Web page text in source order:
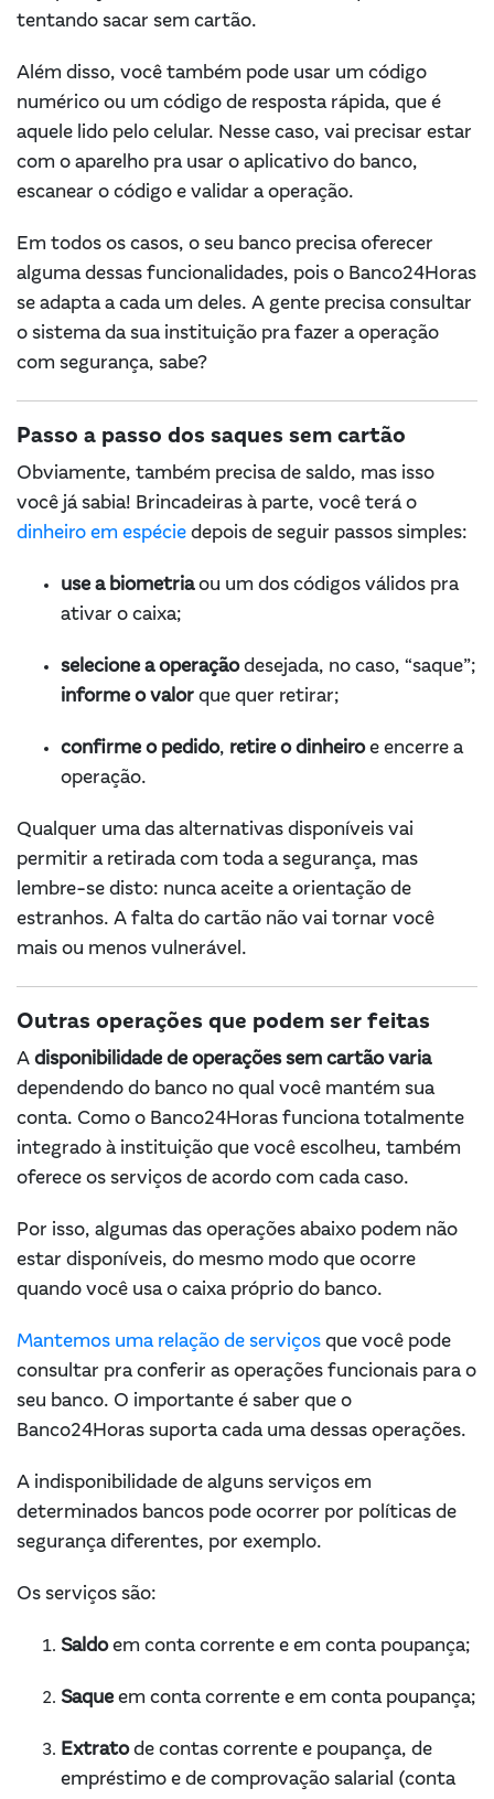
tentando sacar sem cartão.
Além disso, você também pode usar um código
numérico ou um código de resposta rápida, que é
aquele lido pelo celular. Nesse caso, vai precisar estar
com o aparelho pra usar o aplicativo do banco,
escanear o código e validar a operação.
Em todos os casos, o seu banco precisa oferecer
alguma dessas funcionalidades, pois o Banco24Horas
se adapta a cada um deles. A gente precisa consultar
o sistema da sua instituição pra fazer a operação
com segurança, sabe?
Passo a passo dos saques sem cartão
Obviamente, também precisa de saldo, mas isso
você já sabia! Brincadeiras à parte, você terá o
dinheiro em espécie depois de seguir passos simples:
use a biometriaou um dos códigos válidos pra
ativar o caixa;
selecione a operaçãodesejada, no caso, “saque”;
informe o valor que quer retirar;
confirme o pedido, retire o dinheiroe encerre a
operação.
Qualquer uma das alternativas disponíveis vai
permitir a retirada com toda a segurança, mas
lembre-se disto: nunca aceite a orientação de
estranhos. A falta do cartão não vai tornar você
mais ou menos vulnerável.
Outras operações que podem ser feitas
A disponibilidade de operações sem cartão varia
dependendo do banco no qual você mantém sua
conta. Como o Banco24Horas funciona totalmente
integrado à instituição que você escolheu, também
oferece os serviços de acordo com cada caso.
Por isso, algumas das operações abaixo podem não
estar disponíveis, do mesmo modo que ocorre
quando você usa o caixa próprio do banco.
Mantemos uma relação de serviços que você pode
consultar pra conferir as operações funcionais para o
seu banco. O importante é saber que o
Banco24Horas suporta cada uma dessas operações.
A indisponibilidade de alguns serviços em
determinados bancos pode ocorrer por políticas de
segurança diferentes, por exemplo.
Os serviços são:
Saldoem conta corrente e em conta poupança;
Saque em conta corrente e em conta poupança;
Extratode contas corrente e poupança, de
empréstimo e de comprovação salarial (conta